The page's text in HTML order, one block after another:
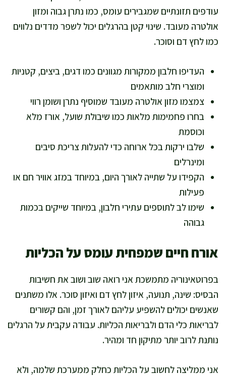
עודפים תזונתיים שמגבירים עומס, כמו נתרן גבוה ומזון
אולטרה מעובד. שינוי קטן בהרגלים יכול לשפר מדדים נלווים
כמו לחץ דם וסוכר.
העדיפו חלבון ממקורות מגוונים כמו דגים, ביצים, קטניות
ומוצרי חלב מותאמים
צמצמו מזון אולטרה מעובד שמוסיף נתרן ושומן רווי
בחרו פחמימות מלאות כמו שיבולת שועל, אורז מלא
וכוסמת
שלבו ירקות בכל ארוחה כדי להעלות צריכת סיבים
ומינרלים
הקפידו על שתייה לאורך היום, במיוחד במזג אוויר חם או
פעילות
שימו לב לתוספים עתירי חלבון, במיוחד שייקים בכמות
גבוהה
אורח חיים שמפחית עומס על הכליות
בפרוטאינוריה מתמשכת אני רואה שוב ושוב את חשיבות
הבסיס: שינה, תנועה, איזון לחץ דם ואיזון סוכר. אלו משתנים
שאנשים יכולים להשפיע עליהם לאורך זמן, והם קשורים
לבריאות כלי הדם ולבריאות הכליות. עבודה עקבית על הרגלים
נותנת לרוב יותר מתיקון חד ומהיר.
אני ממליצה לחשוב על הכליות כחלק ממערכת שלמה, ולא